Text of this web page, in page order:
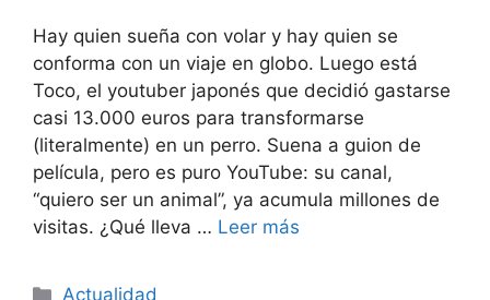
Hay quien sueña con volar y hay quien se
conforma con un viaje en globo. Luego está
Toco, el youtuber japonés que decidió gastarse
casi 13.000 euros para transformarse
(literalmente) en un perro. Suena a guion de
película, pero es puro YouTube: su canal,
“quiero ser un animal”, ya acumula millones de
visitas. ¿Qué lleva … Leer más
Categorías
Actualidad